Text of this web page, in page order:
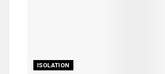
ISOLATION